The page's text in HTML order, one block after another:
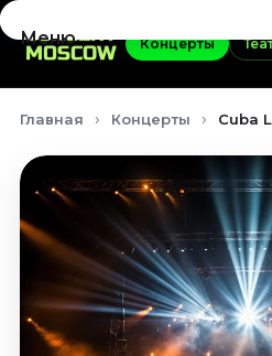
Концерты
Меню
Сентябрь 2026
Октябрь 2026
Декабрь 2026
Январь 2027
Театр
Главная Концерты Cuba